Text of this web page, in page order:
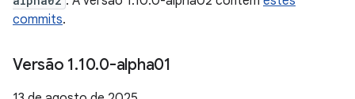
commits.
Versão 1.10.0-alpha01